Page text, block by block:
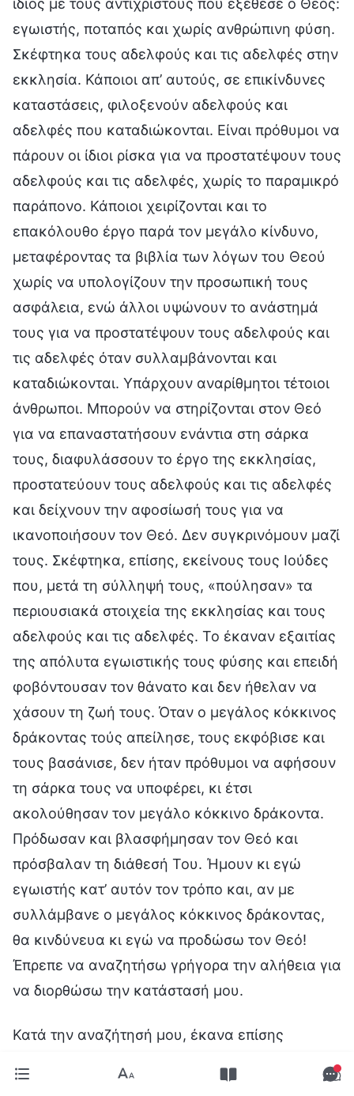
εγωιστής, ποταπός και χωρίς ανθρώπινη φύση.
Σκέφτηκα τους αδελφούς και τις αδελφές στην
εκκλησία. Κάποιοι απ’ αυτούς, σε επικίνδυνες
καταστάσεις, φιλοξενούν αδελφούς και
αδελφές που καταδιώκονται. Είναι πρόθυμοι να
πάρουν οι ίδιοι ρίσκα για να προστατέψουν τους
αδελφούς και τις αδελφές, χωρίς το παραμικρό
παράπονο. Κάποιοι χειρίζονται και το
επακόλουθο έργο παρά τον μεγάλο κίνδυνο,
μεταφέροντας τα βιβλία των λόγων του Θεού
χωρίς να υπολογίζουν την προσωπική τους
ασφάλεια, ενώ άλλοι υψώνουν το ανάστημά
τους για να προστατέψουν τους αδελφούς και
τις αδελφές όταν συλλαμβάνονται και
καταδιώκονται. Υπάρχουν αναρίθμητοι τέτοιοι
άνθρωποι. Μπορούν να στηρίζονται στον Θεό
για να επαναστατήσουν ενάντια στη σάρκα
τους, διαφυλάσσουν το έργο της εκκλησίας,
προστατεύουν τους αδελφούς και τις αδελφές
και δείχνουν την αφοσίωσή τους για να
ικανοποιήσουν τον Θεό. Δεν συγκρινόμουν μαζί
τους. Σκέφτηκα, επίσης, εκείνους τους Ιούδες
που, μετά τη σύλληψή τους, «πούλησαν» τα
περιουσιακά στοιχεία της εκκλησίας και τους
αδελφούς και τις αδελφές. Το έκαναν εξαιτίας
της απόλυτα εγωιστικής τους φύσης και επειδή
φοβόντουσαν τον θάνατο και δεν ήθελαν να
χάσουν τη ζωή τους. Όταν ο μεγάλος κόκκινος
δράκοντας τούς απείλησε, τους εκφόβισε και
τους βασάνισε, δεν ήταν πρόθυμοι να αφήσουν
τη σάρκα τους να υποφέρει, κι έτσι
ακολούθησαν τον μεγάλο κόκκινο δράκοντα.
Πρόδωσαν και βλασφήμησαν τον Θεό και
πρόσβαλαν τη διάθεσή Του. Ήμουν κι εγώ
εγωιστής κατ’ αυτόν τον τρόπο και, αν με
συλλάμβανε ο μεγάλος κόκκινος δράκοντας,
θα κινδύνευα κι εγώ να προδώσω τον Θεό!
Έπρεπε να αναζητήσω γρήγορα την αλήθεια για
να διορθώσω την κατάστασή μου.
Κατά την αναζήτησή μου, έκανα επίσης
διαρκώς μήπως με συλλάβουν;» Στην